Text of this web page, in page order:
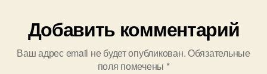
Добавить комментарий
Ваш адрес email не будет опубликован.Обязательные
поля помечены *